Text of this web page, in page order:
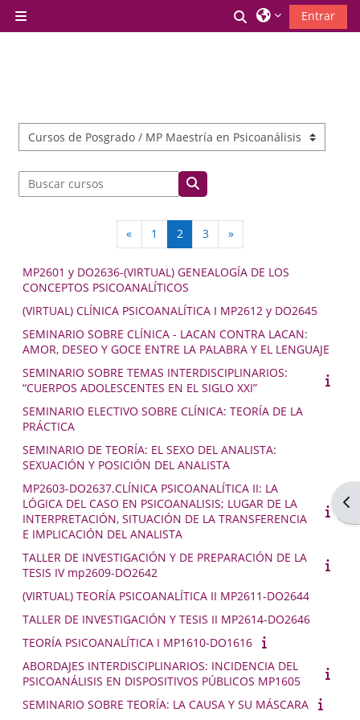
Panel lateral
Selector de
Entrar
Categorías
Buscar cursos
Buscar cursos
«Página anterior
1 Página 1
2 Página 2
3Página 3
»Siguiente página
MP2601 y DO2636-(VIRTUAL) GENEALOGÍA DE LOS
CONCEPTOS PSICOANALÍTICOS
(VIRTUAL) CLÍNICA PSICOANALÍTICA I MP2612 y DO2645
SEMINARIO SOBRE CLÍNICA - LACAN CONTRA LACAN:
AMOR, DESEO Y GOCE ENTRE LA PALABRA Y EL LENGUAJE
SEMINARIO SOBRE TEMAS INTERDISCIPLINARIOS:
“CUERPOS ADOLESCENTES EN EL SIGLO XXI”
SEMINARIO ELECTIVO SOBRE CLÍNICA: TEORÍA DE LA
PRÁCTICA
SEMINARIO DE TEORÍA: EL SEXO DEL ANALISTA:
SEXUACIÓN Y POSICIÓN DEL ANALISTA
MP2603-DO2637.CLÍNICA PSICOANALÍTICA II: LA
LÓGICA DEL CASO EN PSICOANALISIS; LUGAR DE LA
INTERPRETACIÓN, SITUACIÓN DE LA TRANSFERENCIA
E IMPLICACIÓN DEL ANALISTA
TALLER DE INVESTIGACIÓN Y DE PREPARACIÓN DE LA
TESIS IV mp2609-DO2642
(VIRTUAL) TEORÍA PSICOANALÍTICA II MP2611-DO2644
TALLER DE INVESTIGACIÓN Y TESIS II MP2614-DO2646
TEORÍA PSICOANALÍTICA I MP1610-DO1616
ABORDAJES INTERDISCIPLINARIOS: INCIDENCIA DEL
PSICOANÁLISIS EN DISPOSITIVOS PÚBLICOS MP1605
SEMINARIO SOBRE TEORÍA: LA CAUSA Y SU MÁSCARA